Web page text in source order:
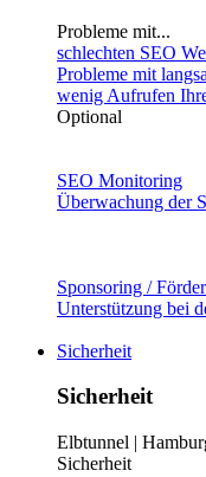
Probleme mit...
schlechten SEO
Probleme mit
wenig Aufrufen
Optional
SEO Monitoring
Überwachung der
Sponsoring /
Unterstützung bei
Sicherheit
Sicherheit
Elbtunnel |
Sicherheit